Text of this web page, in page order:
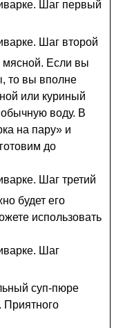
мясной. Если вы
то вы вполне
или куриный
воду. В
на пару» и
до
будет его
использовать
суп-пюре
Приятного